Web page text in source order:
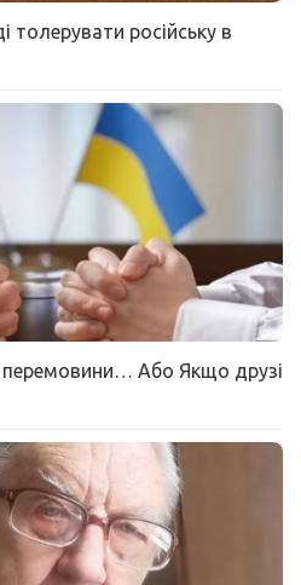
толерувати російську в
перемовини… Або Якщо друзі